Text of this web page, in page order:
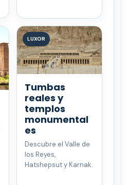
LUXOR
Tumbas
reales y
templos
monumental
es
Descubre el Valle de
los Reyes,
Hatshepsut y Karnak.